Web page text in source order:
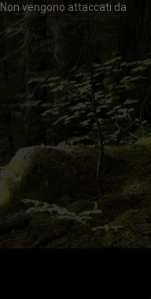
vengono attaccati da